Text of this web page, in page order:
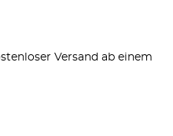
Versand ab einem